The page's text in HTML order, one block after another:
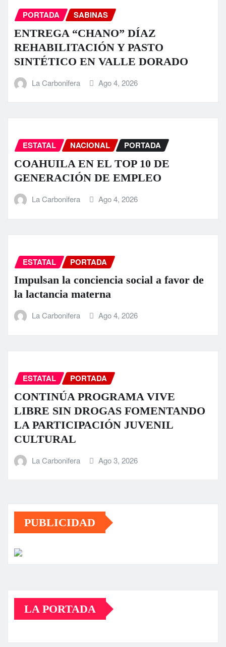
PORTADA SABINAS
ENTREGA “CHANO” DÍAZ
REHABILITACIÓN Y PASTO
SINTÉTICO EN VALLE DORADO
La Carbonifera Ago 4, 2026
ESTATAL NACIONAL PORTADA
COAHUILA EN EL TOP 10 DE
GENERACIÓN DE EMPLEO
La Carbonifera Ago 4, 2026
ESTATAL PORTADA
Impulsan la conciencia social a favor de
la lactancia materna
La Carbonifera Ago 4, 2026
ESTATAL PORTADA
CONTINÚA PROGRAMA VIVE
LIBRE SIN DROGAS FOMENTANDO
LA PARTICIPACIÓN JUVENIL
CULTURAL
La Carbonifera Ago 3, 2026
PUBLICIDAD
LA PORTADA